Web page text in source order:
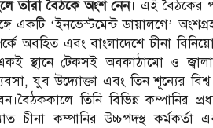
তারা বৈঠকে অংশ নেন। এই বৈঠকের
একটি ‘ইনভেস্টমেন্ট ডায়ালগে’
অবহিত এবং বাংলাদেশে চীনা
স্থানে টেকসই অবকাঠামো ও
যুব উদ্যোক্তা এবং তিন শূন্যের
তিনি বিভিন্ন কম্পানির
চীনা কম্পানির উচ্চপদস্থ কর্মকর্তা